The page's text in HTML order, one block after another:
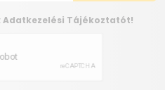
Adatkezelési Tájékoztatót!